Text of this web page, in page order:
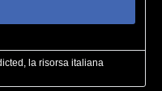
la risorsa italiana